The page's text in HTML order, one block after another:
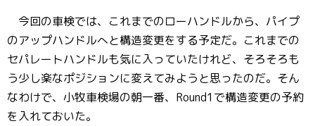
今回の車検では、これまでのローハンドルから、パイプ
のアップハンドルへと構造変更をする予定だ。これまでの
セパレートハンドルも気に入っていたけれど、そろそろも
う少し楽なポジションに変えてみようと思ったのだ。そん
なわけで、小牧車検場の朝一番、Round1で構造変更の予約
を入れておいた。